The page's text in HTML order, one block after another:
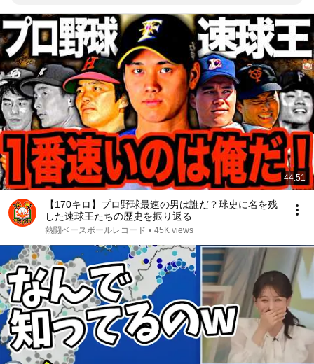
44:51
【170キロ】プロ野球最速の男は誰だ？球史に名を残
した速球王たちの歴史を振り返る
熱闘ベースボールレコード • 45K views